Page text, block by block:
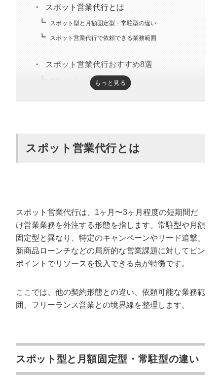
スポット営業代行とは
スポット型と月額固定型・常駐型の違い
スポット営業代行で依頼できる業務範囲
スポット営業代行おすすめ8選
株式会社ウィルオブ・ワーク
スポット営業代行会社の選び方6つのポイ
ント
短期契約の実績があるか
録音共有などの透明性があるか
ディレクターの変更が可能か
契約終了後も長期運用に移行できる柔軟さ
成果報酬型スポットの相場
もっと見る
スポット営業代行とは
スポット営業代行は、1ヶ月〜3ヶ月程度の短期間だ
け営業業務を外注する形態を指します。常駐型や月額
固定型と異なり、特定のキャンペーンやリード追撃、
新商品ローンチなどの局所的な営業課題に対してピン
ポイントでリソースを投入できる点が特徴です。
ここでは、他の契約形態との違い、依頼可能な業務範
囲、フリーランス営業との境界線を整理します。
スポット型と月額固定型・常駐型の違い